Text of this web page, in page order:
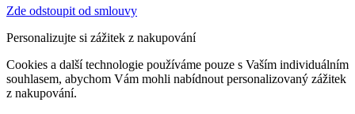
Zde odstoupit od smlouvy
Personalizujte si zážitek z nakupování
Cookies a další technologie používáme pouze s Vaším individuálním
souhlasem, abychom Vám mohli nabídnout personalizovaný zážitek
z nakupování.